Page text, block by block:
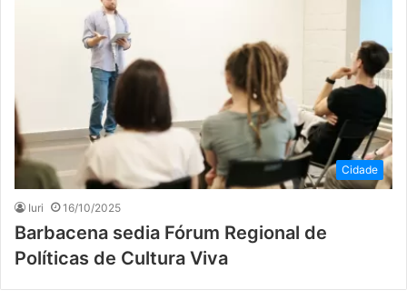
Cidade
Iuri 16/10/2025
Barbacena sedia Fórum Regional de
Políticas de Cultura Viva